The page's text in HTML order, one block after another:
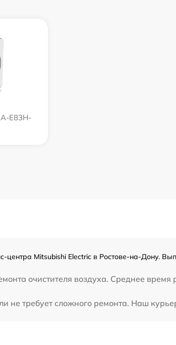
E83H-
центра Mitsubishi Electric в Ростове-на-Дону.
очистителя воздуха. Среднее время
не требует сложного ремонта. Наш